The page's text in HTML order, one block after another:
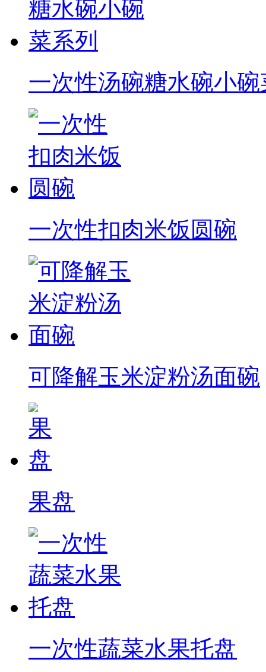
一次性汤碗糖水碗小
一次性扣肉米饭圆碗
可降解玉米淀粉汤面碗
果盘
一次性蔬菜水果托盘